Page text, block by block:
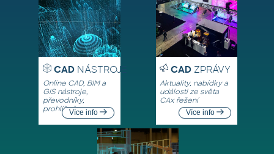
CADNÁSTROJE
Online CAD, BIM a
GIS nástroje,
převodníky,
prohlížečeVíce info
CADZPRÁVY
Aktuality, nabídky a
události ze světa
CAx řešení
Více info